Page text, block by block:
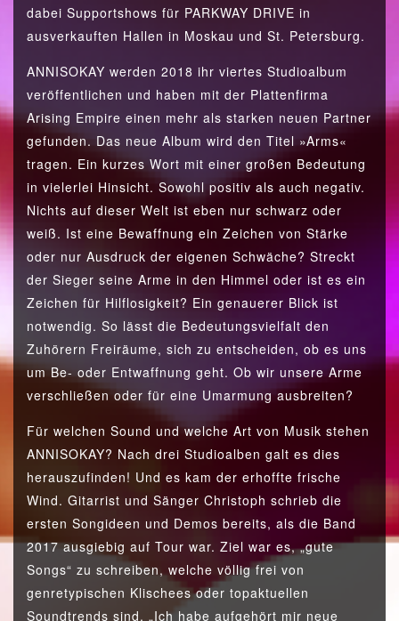
dabei Supportshows für PARKWAY DRIVE in
ausverkauften Hallen in Moskau und St. Petersburg.
ANNISOKAY werden 2018 ihr viertes Studioalbum
veröffentlichen und haben mit der Plattenfirma
Arising Empire einen mehr als starken neuen Partner
gefunden. Das neue Album wird den Titel »Arms«
tragen. Ein kurzes Wort mit einer großen Bedeutung
in vielerlei Hinsicht. Sowohl positiv als auch negativ.
Nichts auf dieser Welt ist eben nur schwarz oder
weiß. Ist eine Bewaffnung ein Zeichen von Stärke
oder nur Ausdruck der eigenen Schwäche? Streckt
der Sieger seine Arme in den Himmel oder ist es ein
Zeichen für Hilflosigkeit? Ein genauerer Blick ist
notwendig. So lässt die Bedeutungsvielfalt den
Zuhörern Freiräume, sich zu entscheiden, ob es uns
um Be- oder Entwaffnung geht. Ob wir unsere Arme
verschließen oder für eine Umarmung ausbreiten?
Für welchen Sound und welche Art von Musik stehen
ANNISOKAY? Nach drei Studioalben galt es dies
herauszufinden! Und es kam der erhoffte frische
Wind. Gitarrist und Sänger Christoph schrieb die
ersten Songideen und Demos bereits, als die Band
2017 ausgiebig auf Tour war. Ziel war es, „gute
Songs“ zu schreiben, welche völlig frei von
genretypischen Klischees oder topaktuellen
Soundtrends sind. „Ich habe aufgehört mir neue